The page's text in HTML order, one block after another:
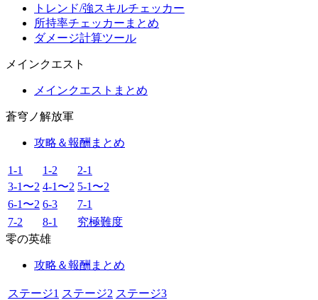
トレンド/強スキルチェッカー
所持率チェッカーまとめ
ダメージ計算ツール
メインクエスト
メインクエストまとめ
蒼穹ノ解放軍
攻略＆報酬まとめ
1-1 1-2
2-1
3-1〜2 4-1〜2 5-1〜2
6-1〜2 6-3
7-1
7-2
8-1
究極難度
零の英雄
攻略＆報酬まとめ
ステージ1 ステージ2 ステージ3